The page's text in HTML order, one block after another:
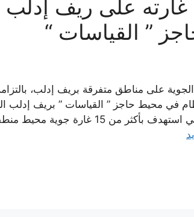
على ريف إدلب
” القياسات “
على مناطق متفرقة بريف إدلب،
في محيط حاجز ” القياسات ” بريف إدلب
“مرآة سوريا في إدلب، بأن الطيران الحربي استهدف